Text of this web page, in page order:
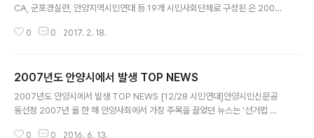
CA, 군포경실련, 안양지역시민연대 등 19개 시민사회단체로 구성된 은 2002
더 비싼 종합유선방송으로 전환해 일방적으로 2천원 가까이 시청료를 더 지급
2002년 7월 4개시 관내 중계유선방송사를 모두 인수함에 따라 독과점지위를
획득한 이후 유선방송을 폐지하고 케이블TV 사업으로 전환한다는 이유를 들어
유선방송 가입자들을 임의대로 보급형케이블로 전환하여 요금을 인상하자 ‘안
0 0 2017. 2. 18.
2007년도 안양시에서 발생 TOP NEWS
2007년도 안양시에서 발생 TOP NEWS [12/28 시민연대]안양시민신문공
동선정 2007년 올 한 해 안양사회에서 가장 주목을 끌었던 뉴스는 ‘선거법 위
0 0 2016. 6. 13.